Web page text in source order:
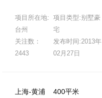
项目所在地:
台州
关注数：
2443
项目类型:别墅豪
宅
发布时间:2013年
02月27日
上海-黄浦 400平米